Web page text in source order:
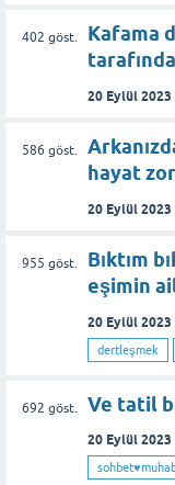
402 göst.
Kafama
20 Eylül 2023
586 göst.
hayat zor
20 Eylül 2023
955 göst.
Bıktım
eşimin
20 Eylül 2023
dertleşmek
692 göst. Ve tatil
20 Eylül 2023